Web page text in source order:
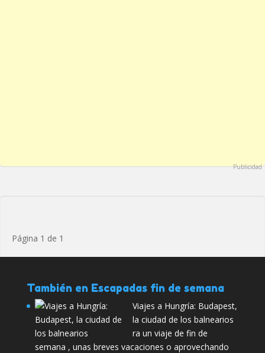
Publicidad
Página 1 de 1
También en Escapadas fin de semana
Viajes a Hungría: Budapest,
la ciudad de los balnearios
ra un viaje de fin de
semana , unas breves vacaciones o aprovechando